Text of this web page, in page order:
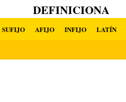
DEFINICIONA
SUFIJO AFIJO INFIJO LATÍN